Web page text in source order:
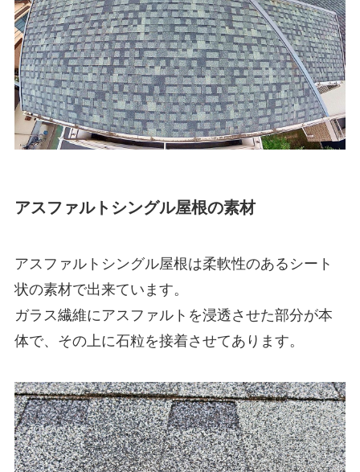
アスファルトシングル屋根の素材
アスファルトシングル屋根は柔軟性のあるシート
状の素材で出来ています。
ガラス繊維にアスファルトを浸透させた部分が本
体で、その上に石粒を接着させてあります。